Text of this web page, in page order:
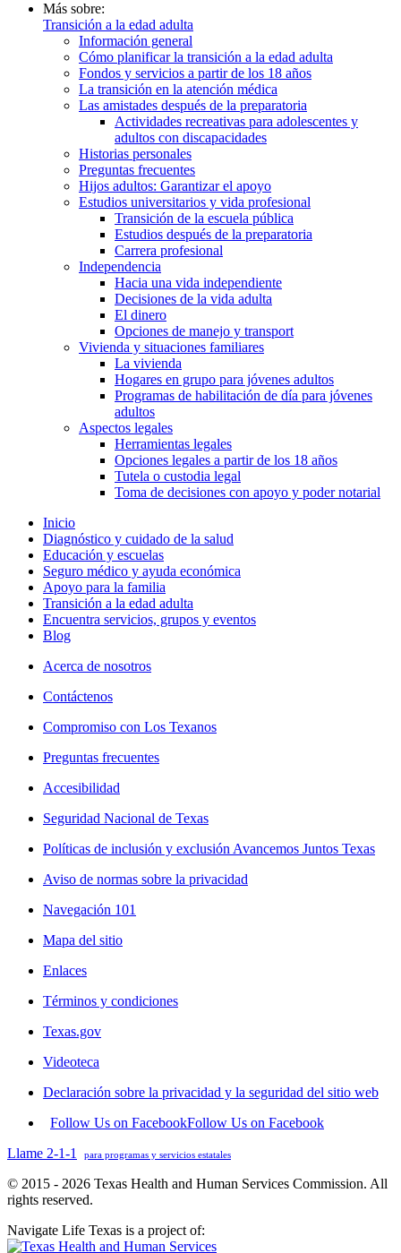
Más sobre:
Transición a la edad adulta
Información general
Cómo planificar la transición a la edad adulta
Fondos y servicios a partir de los 18 años
La transición en la atención médica
Las amistades después de la preparatoria
Actividades recreativas para adolescentes y
adultos con discapacidades
Historias personales
Preguntas frecuentes
Hijos adultos: Garantizar el apoyo
Estudios universitarios y vida profesional
Transición de la escuela pública
Estudios después de la preparatoria
Carrera profesional
Independencia
Hacia una vida independiente
Decisiones de la vida adulta
El dinero
Opciones de manejo y transport
Vivienda y situaciones familiares
La vivienda
Hogares en grupo para jóvenes adultos
Programas de habilitación de día para jóvenes
adultos
Aspectos legales
Herramientas legales
Opciones legales a partir de los 18 años
Tutela o custodia legal
Toma de decisiones con apoyo y poder notarial
Inicio
Diagnóstico y cuidado de la salud
Educación y escuelas
Seguro médico y ayuda económica
Apoyo para la familia
Transición a la edad adulta
Encuentra servicios, grupos y eventos
Blog
Acerca de nosotros
Contáctenos
Compromiso con Los Texanos
Preguntas frecuentes
Accesibilidad
Seguridad Nacional de Texas
Políticas de inclusión y exclusión Avancemos Juntos Texas
Aviso de normas sobre la privacidad
Navegación 101
Mapa del sitio
Enlaces
Términos y condiciones
Texas.gov
Videoteca
Declaración sobre la privacidad y la seguridad del sitio web
Follow Us on FacebookFollow Us on Facebook
Llame 2-1-1
para programas y servicios estatales
© 2015 - 2026 Texas Health and Human Services Commission. All
rights reserved.
Navigate Life Texas is a project of: